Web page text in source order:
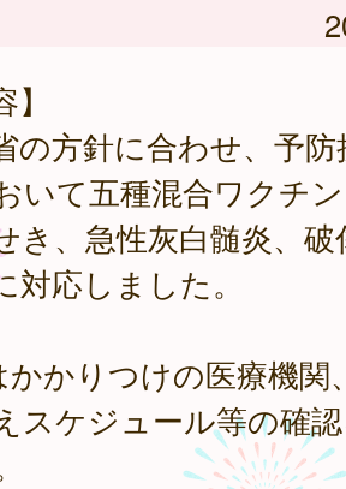
の方針に合わせ、予
いて五種混合ワクチ
き、急性灰白髄炎、破
対応しました。
かりつけの医療機関
スケジュール等の確